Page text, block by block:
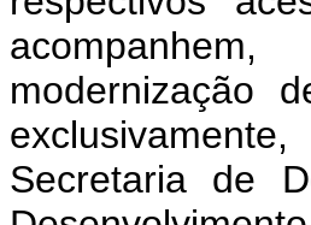
modernização
Secretaria de